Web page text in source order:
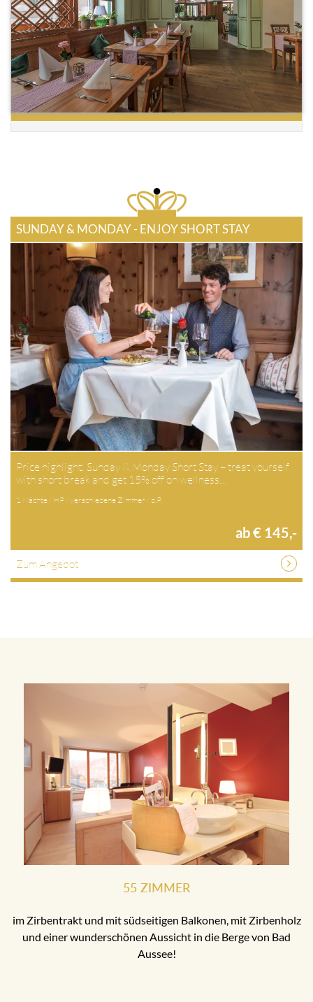
SUNDAY & MONDAY - ENJOY SHORT STAY
Price highlight: Sunday & Monday Short Stay – treat yourself
with short break and get 15% off on wellness…
1 Nächte / HP / verschiedene Zimmer / p.P.
ab € 145,-
Zum Angebot
55 ZIMMER
im Zirbentrakt und mit südseitigen Balkonen, mit Zirbenholz
und einer wunderschönen Aussicht in die Berge von Bad
Aussee!